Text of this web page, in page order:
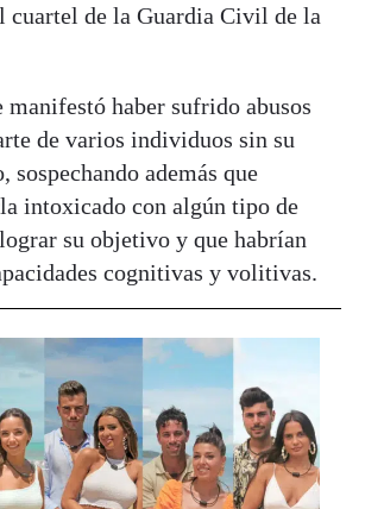
cuartel de la Guardia Civil de la
manifestó haber sufrido abusos
de varios individuos sin su
sospechando además que
intoxicado con algún tipo de
su objetivo y que habrían
cognitivas y volitivas.